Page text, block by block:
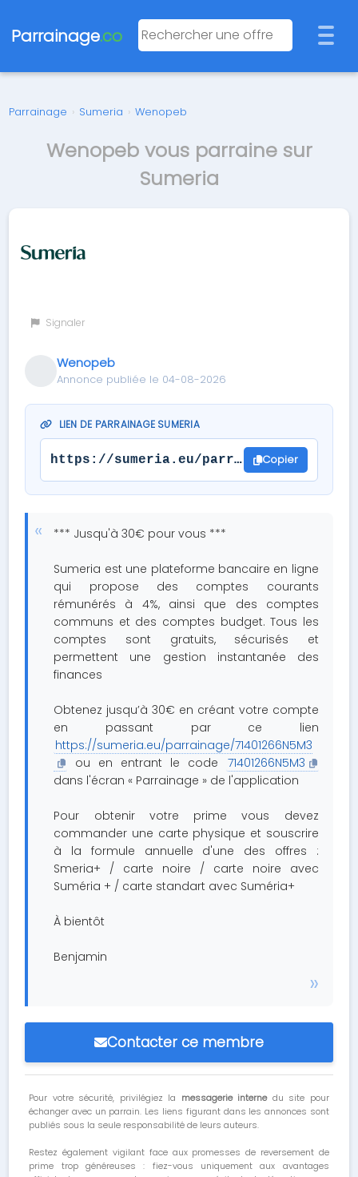
Parrainage.co
Parrainage › Sumeria › Wenopeb
Wenopeb vous parraine sur
Sumeria
Signaler
Wenopeb
Annonce publiée le 04-08-2026
LIEN DE PARRAINAGE SUMERIA
https://sumeria.eu/parrainage/Copier
*** Jusqu'à 30€ pour vous ***
Sumeria est une plateforme bancaire en ligne
qui propose des comptes courants
rémunérés à 4%, ainsi que des comptes
communs et des comptes budget. Tous les
comptes sont gratuits, sécurisés et
permettent une gestion instantanée des
finances
Obtenez jusqu’à 30€ en créant votre compte
en passant par ce lien
https://sumeria.eu/parrainage/71401266N5M3
ou en entrant le code
71401266N5M3
dans l'écran « Parrainage » de l'application
Pour obtenir votre prime vous devez
commander une carte physique et souscrire
à la formule annuelle d'une des offres :
Smeria+ / carte noire / carte noire avec
Suméria + / carte standart avec Suméria+
À bientôt
Benjamin
Contacter ce membre
Pour votre sécurité, privilégiez la messagerie internedu site pour
échanger avec un parrain. Les liens figurant dans les annonces sont
publiés sous la seule responsabilité de leurs auteurs.
Restez également vigilant face aux promesses de reversement de
prime trop généreuses : fiez-vous uniquement aux avantages